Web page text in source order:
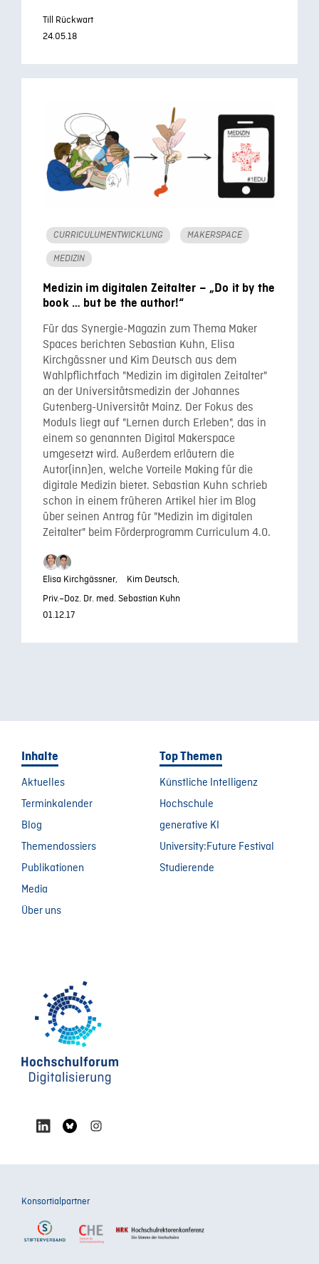
Till Rückwart
24.05.18
CURRICULUMENTWICKLUNG MAKERSPACE
MEDIZIN
Medizin im digitalen Zeitalter – „Do it by the
book … but be the author!“
Für das Synergie-Magazin zum Thema Maker
Spaces berichten Sebastian Kuhn, Elisa
Kirchgässner und Kim Deutsch aus dem
Wahlpflichtfach "Medizin im digitalen Zeitalter"
an der Universitätsmedizin der Johannes
Gutenberg-Universität Mainz. Der Fokus des
Moduls liegt auf "Lernen durch Erleben", das in
einem so genannten Digital Makerspace
umgesetzt wird. Außerdem erläutern die
Autor(inn)en, welche Vorteile Making für die
digitale Medizin bietet. Sebastian Kuhn schrieb
schon in einem früheren Artikel hier im Blog
über seinen Antrag für "Medizin im digitalen
Zeitalter" beim Förderprogramm Curriculum 4.0.
Elisa Kirchgässner,
Kim Deutsch,
Priv.–Doz. Dr. med. Sebastian Kuhn
01.12.17
Inhalte
Aktuelles
Terminkalender
Blog
Themendossiers
Publikationen
Media
Über uns
Top Themen
Künstliche Intelligenz
Hochschule
generative KI
University:Future Festival
Studierende
Konsortialpartner